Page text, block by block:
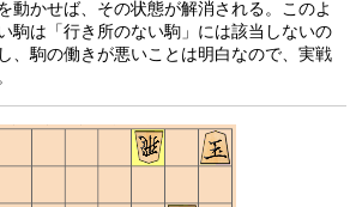
動かせば、その状態が解消される。このよ
駒は「行き所のない駒」には該当しないの
、駒の働きが悪いことは明白なので、実戦